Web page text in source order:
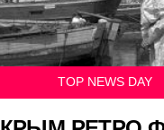
TOP NEWS DAY